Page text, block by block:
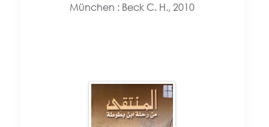
München : Beck C. H., 2010